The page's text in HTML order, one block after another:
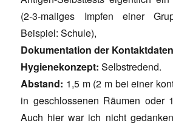
(2-3-maliges Impfen einer
Beispiel: Schule),
Dokumentation der
Hygienekonzept: Selbstredend.
Abstand: 1,5 m (2 m bei einer
in geschlossenen Räumen oder
Auch hier war ich nicht